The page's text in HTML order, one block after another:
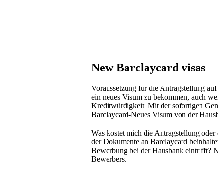
New Barclaycard visas
Voraussetzung für die Antragstellung
ein neues Visum zu bekommen, auch
Kreditwürdigkeit. Mit der sofortigen
Barclaycard-Neues Visum von der
Was kostet mich die Antragstellung
der Dokumente an Barclaycard
Bewerbung bei der Hausbank eintrifft?
Bewerbers.